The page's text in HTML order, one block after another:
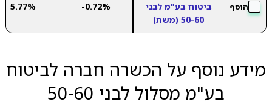
הוסף
ביטוח בע"מ לבני
50-60 (משת)
-0.72%
5.77%
מידע נוסף על הכשרה חברה לביטוח
בע"מ מסלול לבני 50-60